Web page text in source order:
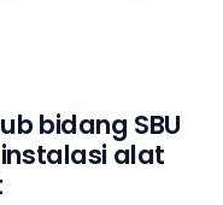
bidang SBU
alat